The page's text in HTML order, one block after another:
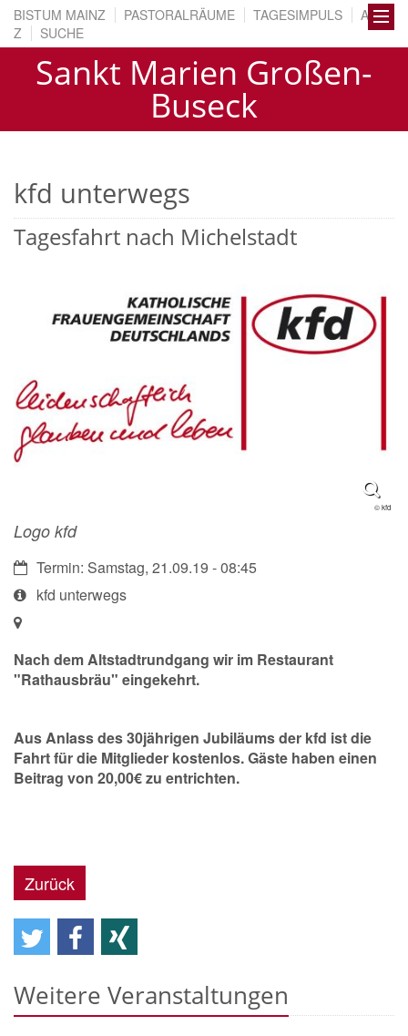
BISTUM MAINZ PASTORALRÄUME TAGESIMPULS
A BIS
Z
SUCHE
Sankt Marien Großen-
Buseck
kfd unterwegs
Tagesfahrt nach Michelstadt
© kfd
Logo kfd
Datum:Termin: Samstag, 21.09.19 - 08:45
Art
bzw.
Nummer:
kfd unterwegs
Ort:
Nach dem Altstadtrundgang wir im Restaurant
"Rathausbräu" eingekehrt.
Aus Anlass des 30jährigen Jubiläums der kfd ist die
Fahrt für die Mitglieder kostenlos. Gäste haben einen
Beitrag von 20,00€ zu entrichten.
Zurück
Weitere Veranstaltungen